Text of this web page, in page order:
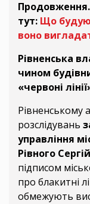
тут: Що
воно
Рівненська
чином
«червоні
Рівненському
розслідувань
управління
Рівного
підписом
про блакитні
обмежують